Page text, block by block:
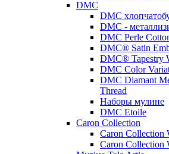
DMC
DMC
DMC -
DMC Perle
DMC® Satin
DMC® Tapestry
DMC Color
DMC Diamant
Thread
Наборы мулине
DMC Etoile
Caron Collection
Caron Collection
Caron Collection